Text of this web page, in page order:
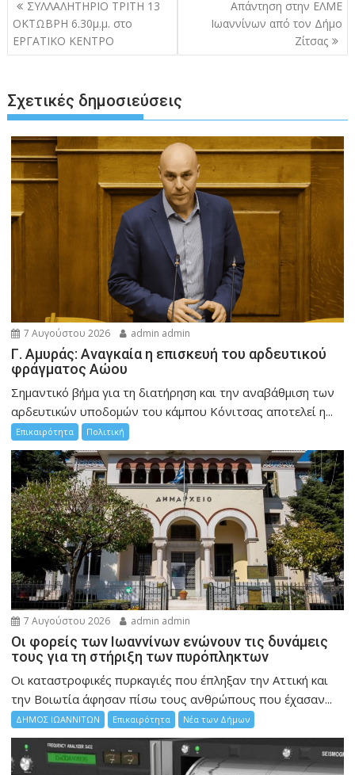
άρθρων
ΣΥΛΛΑΛΗΤΗΡΙΟ ΤΡΙΤΗ 13
ΟΚΤΩΒΡΗ 6.30μ.μ. στο
ΕΡΓΑΤΙΚΟ ΚΕΝΤΡΟ
Απάντηση στην ΕΛΜΕ
Ιωαννίνων από τον Δήμο
Ζίτσας
Σχετικές δημοσιεύσεις
7 Αυγούστου 2026 admin admin
Γ. Αμυράς: Αναγκαία η επισκευή του αρδευτικού
φράγματος Αώου
Σημαντικό βήμα για τη διατήρηση και την αναβάθμιση των
αρδευτικών υποδομών του κάμπου Κόνιτσας αποτελεί η...
Επικαιρότητα Πολιτική
7 Αυγούστου 2026 admin admin
Οι φορείς των Ιωαννίνων ενώνουν τις δυνάμεις
τους για τη στήριξη των πυρόπληκτων
Οι καταστροφικές πυρκαγιές που έπληξαν την Αττική και
την Bοιωτία άφησαν πίσω τους ανθρώπους που έχασαν...
ΔΗΜΟΣ ΙΩΑΝΝΙΤΩΝ Επικαιρότητα Νέα των Δήμων